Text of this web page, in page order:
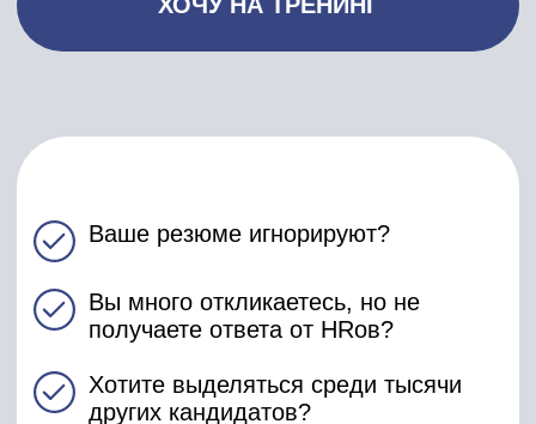
максимально выигрышно?
Хотите, чтобы ваше резюме
ТОГДА ПРИХОДИТЕ НА
Резюме помогает ускорить ваше
трудоустройство, помогает попасть в
идеале с максимальным уровнем ЗП
при вашем опыте). Резюме-шедевр –
это не просто текст. Это инструмент,
чтобы сильно повысить шанс
получить работу, которой вы
достойны.